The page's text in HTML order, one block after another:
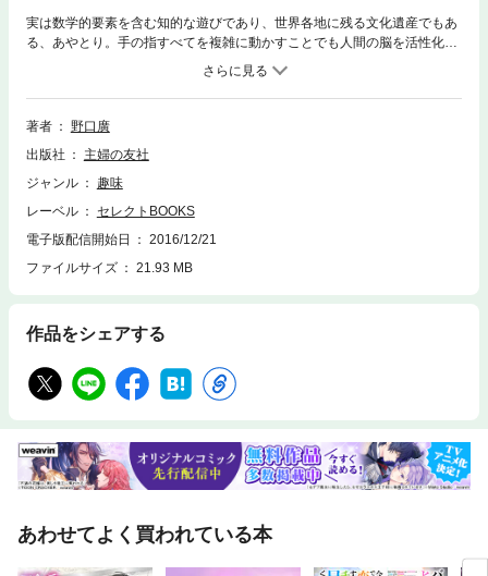
実は数学的要素を含む知的な遊びであり、世界各地に残る文化遺産でもあ
る、あやとり。手の指すべてを複雑に動かすことでも人間の脳を活性化す
る力を持ちます。本書は数学オリンピック協会顧問で理学博士の野口廣先
生が紹介する、子どもから大人まで楽しめるあやとりの本です。日本を始
め、アラスカ、オセアニア、アフリカなど世界各地に伝わる珍しいあやと
りを楽しみながら、自然に脳力もアップ！ 初級編、中級編、上級編とス
ら遊べます。上級編では、挑戦しがいのある難解なあやとりも紹介。「花
かご」「ねずみ」「たくさんの星」「ナバホの蝶」「山間の日の出」「潮
「天の川」など今まで見たことのないあやとりが満載。あやとりひも１本
がついているので、買ってすぐに遊べます。難しいあやとりをとれたとき
の満足感は格別です！【電子版のご注意事項】※電子版では付録が含まれ
ておりません。あらかじめご了承の上お楽しみください。
著者
野口廣
出版社
主婦の友社
ジャンル
趣味
レーベル
セレクトBOOKS
電子版配信開始日
2016/12/21
ファイルサイズ
21.93 MB
作品をシェアする
あわせてよく買われている本